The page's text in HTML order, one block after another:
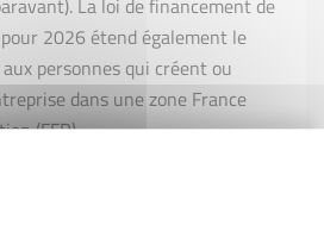
La loi de financement de
2026 étend également le
personnes qui créent ou
dans une zone France
(FFR).